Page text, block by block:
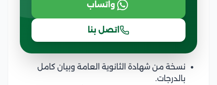
واتساب
اتصل بنا
نسخة من شهادة الثانوية العامة وبيان كامل
بالدرجات.